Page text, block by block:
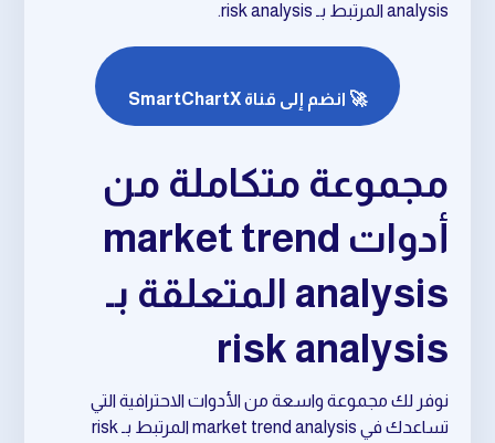
analysis المرتبط بـ risk analysis.
🚀 انضم إلى قناة SmartChartX
مجموعة متكاملة من
أدوات market trend
analysis المتعلقة بـ
risk analysis
نوفر لك مجموعة واسعة من الأدوات الاحترافية التي
تساعدك في market trend analysis المرتبط بـ risk